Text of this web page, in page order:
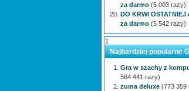
za darmo (5 003 razy)
DO KRWI OSTATNIEJ
za darmo (5 542 razy)
1
Najbardziej popularne
Gra w szachy z
564 441 razy)
zuma deluxe (773 359